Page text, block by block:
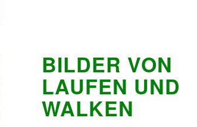
BILDER VON
LAUFEN UND
WALKEN